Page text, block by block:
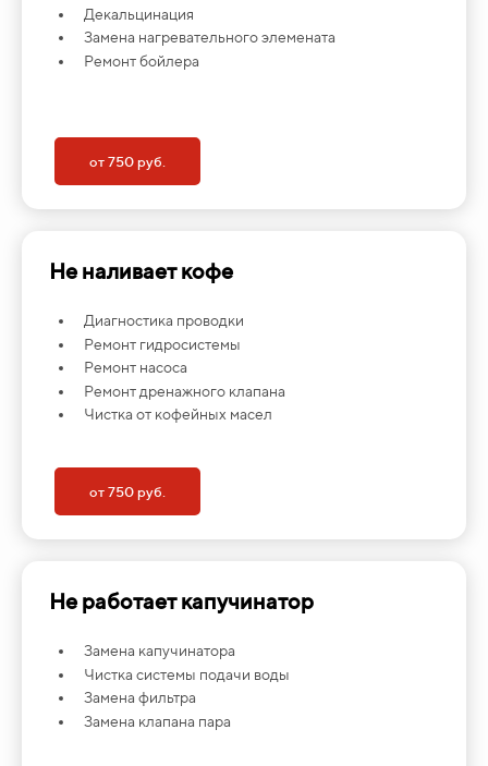
Декальцинация
Замена нагревательного элемената
Ремонт бойлера
от 750 руб.
Не наливает кофе
Диагностика проводки
Ремонт гидросистемы
Ремонт насоса
Ремонт дренажного клапана
Чистка от кофейных масел
от 750 руб.
Не работает капучинатор
Замена капучинатора
Чистка системы подачи воды
Замена фильтра
Замена клапана пара